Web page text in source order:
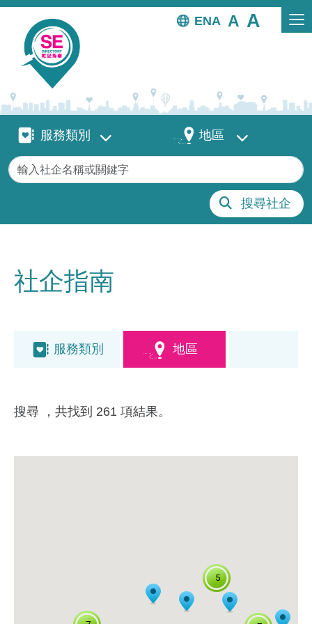
移至主內容
EN
服務類別服務類別 地區 地區
關鍵字
搜尋社企
社企指南
服務類別 地區
搜尋 ，共找到 261 項結果。
5